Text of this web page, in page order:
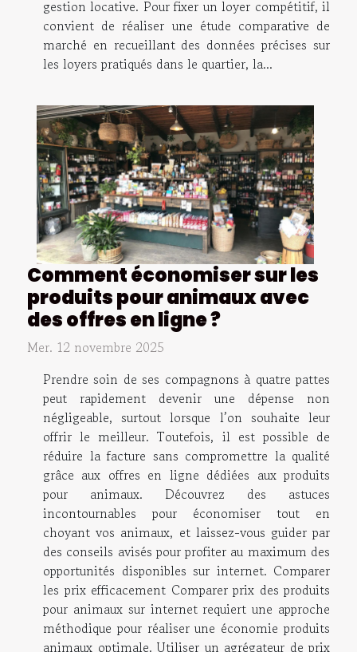
gestion locative. Pour fixer un loyer compétitif, il
convient de réaliser une étude comparative de
marché en recueillant des données précises sur
les loyers pratiqués dans le quartier, la...
Comment économiser sur les
produits pour animaux avec
des offres en ligne ?
Mer. 12 novembre 2025
Prendre soin de ses compagnons à quatre pattes
peut rapidement devenir une dépense non
négligeable, surtout lorsque l’on souhaite leur
offrir le meilleur. Toutefois, il est possible de
réduire la facture sans compromettre la qualité
grâce aux offres en ligne dédiées aux produits
pour animaux. Découvrez des astuces
incontournables pour économiser tout en
choyant vos animaux, et laissez-vous guider par
des conseils avisés pour profiter au maximum des
opportunités disponibles sur internet. Comparer
les prix efficacement Comparer prix des produits
pour animaux sur internet requiert une approche
méthodique pour réaliser une économie produits
animaux optimale. Utiliser un agrégateur de prix